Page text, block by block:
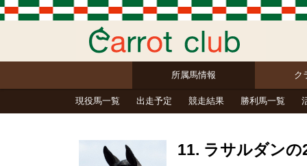
所属馬情報 ク
現役馬一覧 出走予定 競走結果 勝利馬一覧
11. ラサルダンの